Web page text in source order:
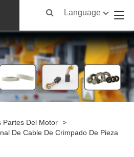
Language
Partes Del Motor >
De Cable De Crimpado De Pieza